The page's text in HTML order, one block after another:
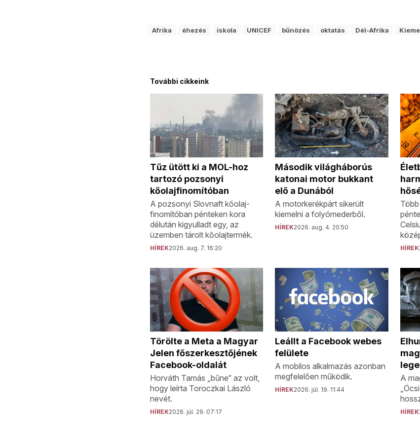
Afrika éhezés iskola UNICEF bűnözés oktatás Dél-Afrika
További cikkeink
Tűz ütött ki a MOL-hoz
tartozó pozsonyi
kőolajfinomítóban
A pozsonyi Slovnaft kőolaj-
finomítóban pénteken kora
délután kigyulladt egy, az
üzemben tárolt kőolajtermék.
HÍREK2026. aug. 7. 16:20
Második világháborús
katonai motor bukkant
elő a Dunából
A motorkerékpárt sikerült
kiemelni a folyómederből.
HÍREK2026. aug. 4. 20:50
HÍREK
Törölte a Meta a Magyar
Jelen főszerkesztőjének
Facebook-oldalát
Horváth Tamás „bűne“ az volt,
hogy leírta Toroczkai László
nevét.
HÍREK2026. júl. 29. 07:17
Leállt a Facebook webes
felülete
A mobilos alkalmazás azonban
megfelelően működik.
HÍREK2026. júl. 19. 11:44
A
HÍREK